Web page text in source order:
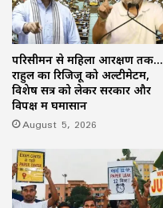
परिसीमन से महिला आरक्षण तक…
राहुल का रिजिजू को अल्टीमेटम,
विशेष सत्र को लेकर सरकार और
विपक्ष में घमासान
August 5, 2026